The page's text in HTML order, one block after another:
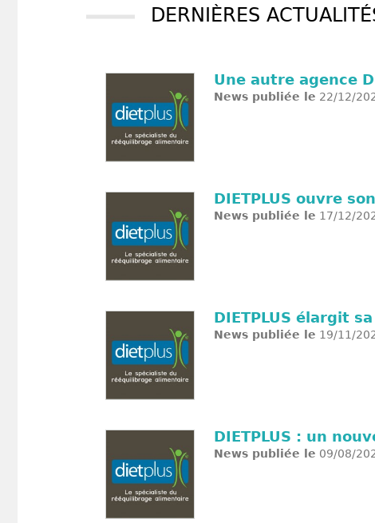
DERNIÈRES
Une autre agence
News publiée le 22/12/
DIETPLUS ouvre
News publiée le 17/12/
DIETPLUS élargit
News publiée le 19/11/
DIETPLUS : un
News publiée le 09/08/